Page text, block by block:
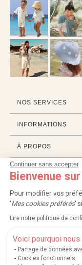
Continuer sans accepter
Bienvenue
Pour modifier vos
'Mes cookies préférés'
Lire notre politique de
Voici pourquoi
Partage de données
Cookies fonctionnels
NOS SERVICES
INFORMATIONS
À PROPOS
PROFESSIONNELS
LISTES CADEAUX
Service après-vente|
Mentions légales et crédits